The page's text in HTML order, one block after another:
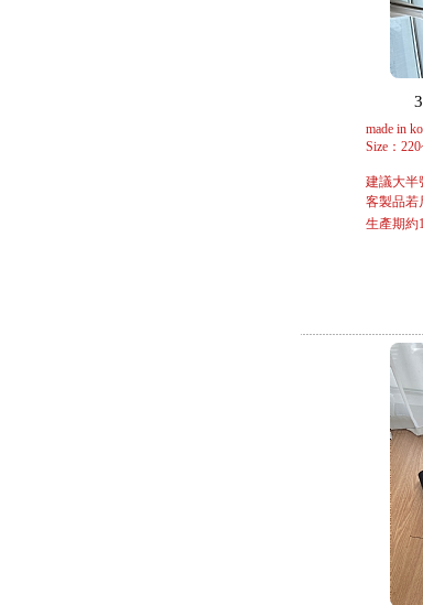
made in
Size：
建議大半
客製品若
生產期約